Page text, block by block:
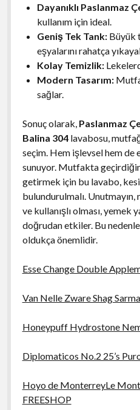
Dayanıklı Paslanmaz
kullanım için ideal.
Geniş Tek Tank:Büyük
eşyalarını rahatça
Kolay Temizlik:
Modern Tasarım:
sağlar.
Sonuç olarak, Paslanmaz
Balina 304lavabosu,
seçim. Hem işlevsel hem
sunuyor. Mutfakta
getirmek için bu lavabo,
bulundurulmalı.
ve kullanışlı olması, yemek
doğrudan etkiler. Bu
oldukça önemlidir.
Esse Change Double
Van Nelle Zware Shag
Honeypuff Hydrostone
Diplomaticos No.2 25’s
Hoyo de MonterreyLe
FREESHOP